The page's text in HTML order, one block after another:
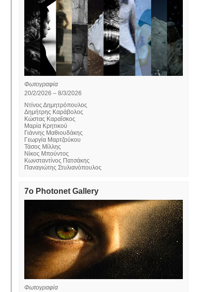
Φωτογραφία
20/2/2026 – 8/3/2026
Ντίνος Δημητρόπουλος
Δημήτρης Καράβολος
Κώστας Καραΐσκος
Μαρία Κρητικού
Γιάννης Μαθιουδάκης
Γεωργία Μαρτζούκου
Τάσος Μίλλης
Νίκος Μπούντος
Κωνσταντίνος Πατσάκης
Παναγιώτης Στυλιανόπουλος
7ο Photonet Gallery
Φωτογραφία